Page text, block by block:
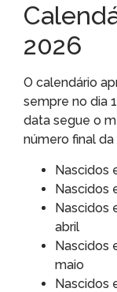
2026
O calendário
sempre no dia
data segue o
número final da
Nascidos
Nascidos
Nascidos
abril
Nascidos
maio
Nascidos